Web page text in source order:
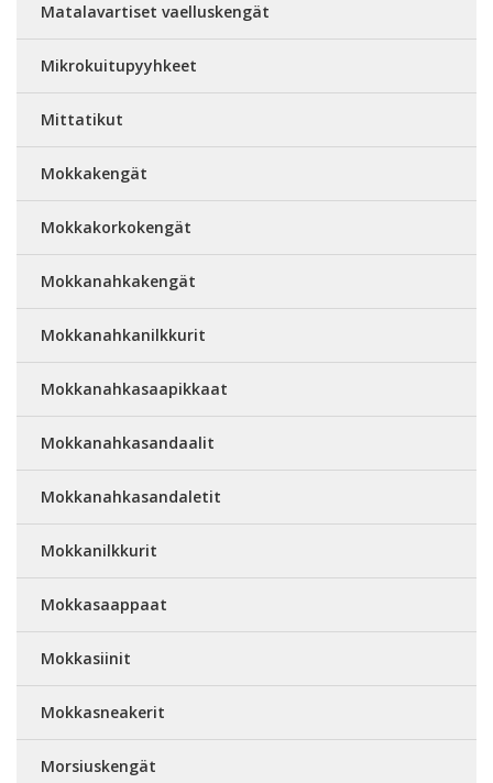
Matalavartiset vaelluskengät
Mikrokuitupyyhkeet
Mittatikut
Mokkakengät
Mokkakorkokengät
Mokkanahkakengät
Mokkanahkanilkkurit
Mokkanahkasaapikkaat
Mokkanahkasandaalit
Mokkanahkasandaletit
Mokkanilkkurit
Mokkasaappaat
Mokkasiinit
Mokkasneakerit
Morsiuskengät